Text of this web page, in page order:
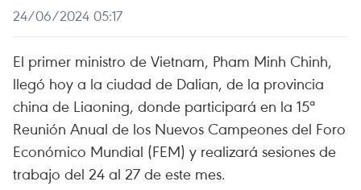
24/06/2024 05:17
El primer ministro de Vietnam, Pham Minh Chinh,
llegó hoy a la ciudad de Dalian, de la provincia
china de Liaoning, donde participará en la 15ª
Reunión Anual de los Nuevos Campeones del Foro
Económico Mundial (FEM) y realizará sesiones de
trabajo del 24 al 27 de este mes.